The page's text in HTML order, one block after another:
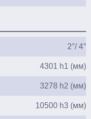
2°/ 4°
4301 h1 (мм)
3278 h2 (мм)
10500 h3 (мм)